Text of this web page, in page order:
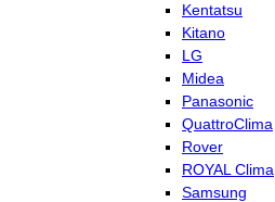
Kentatsu
Kitano
LG
Midea
Panasonic
QuattroClima
Rover
ROYAL Clima
Samsung